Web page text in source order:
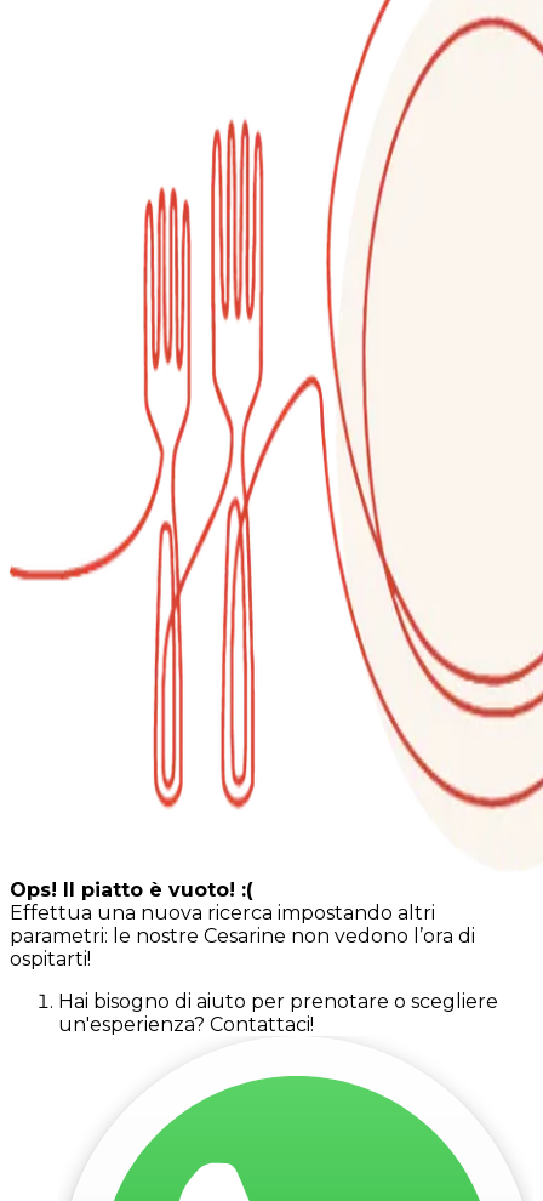
Ops! Il piatto è vuoto! :(
Effettua una nuova ricerca impostando altri
parametri: le nostre Cesarine non vedono l’ora di
ospitarti!
Hai bisogno di aiuto per prenotare o scegliere
un'esperienza? Contattaci!